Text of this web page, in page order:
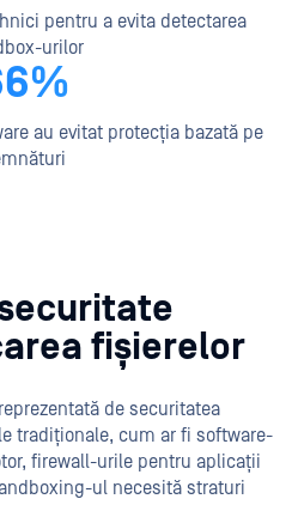
pentru a evita detectarea
urilor
au evitat protecția bazată pe
fișierelor
de securitatea
tradiționale, cum ar fi software-
firewall-urile pentru aplicații
ul necesită straturi